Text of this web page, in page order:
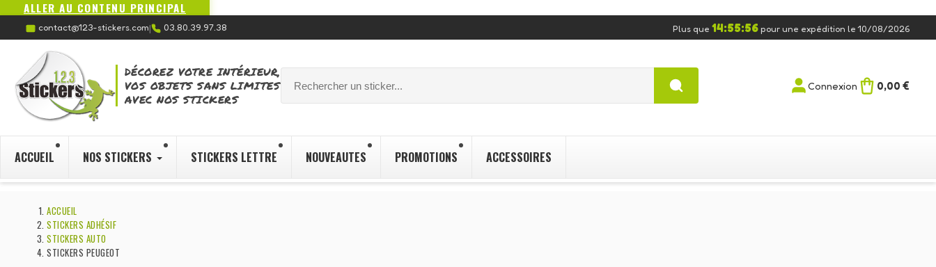
ALLER AU CONTENU PRINCIPAL
contact@123-stickers.com| 03.80.39.97.38 Plus que 14:55:55pour une expédition le 10/08/2026
DÉCOREZ VOTRE INTÉRIEUR,
VOS OBJETS SANS LIMITES
AVEC NOS STICKERS
Connexion 0,00 €
ACCUEIL NOS STICKERS STICKERS LETTRE NOUVEAUTES PROMOTIONS ACCESSOIRES
ACCUEIL
STICKERS ADHÉSIF
STICKERS AUTO
STICKERS PEUGEOT